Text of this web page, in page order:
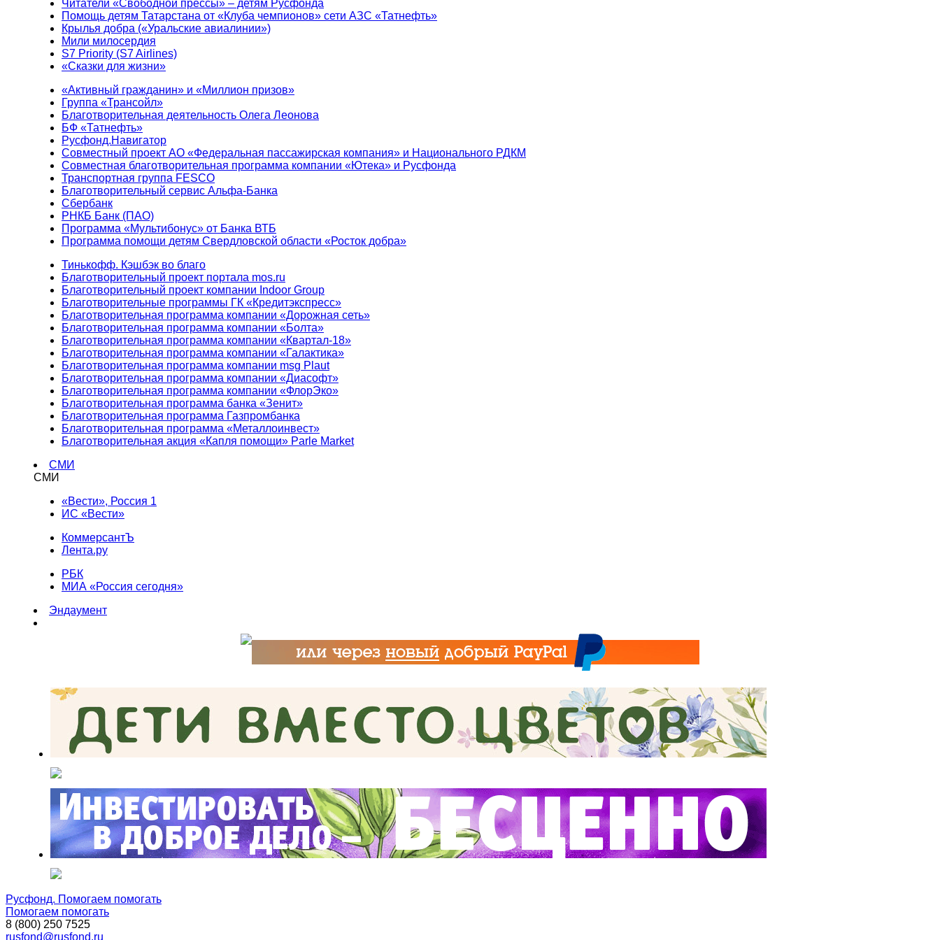
Читатели «Свободной прессы» – детям Русфонда
Помощь детям Татарстана от «Клуба чемпионов» сети АЗС «Татнефть»
Крылья добра («Уральские авиалинии»)
Мили милосердия
S7 Priority (S7 Airlines)
«Сказки для жизни»
«Активный гражданин» и «Миллион призов»
Группа «Трансойл»
Благотворительная деятельность Олега Леонова
БФ «Татнефть»
Русфонд.Навигатор
Совместный проект АО «Федеральная пассажирская компания» и Национального РДКМ
Совместная благотворительная программа компании «Ютека» и Русфонда
Транспортная группа FESCO
Благотворительный сервис Альфа-Банка
Сбербанк
РНКБ Банк (ПАО)
Программа «Мультибонус» от Банка ВТБ
Программа помощи детям Свердловской области «Росток добра»
Тинькофф. Кэшбэк во благо
Благотворительный проект портала mos.ru
Благотворительный проект компании Indoor Group
Благотворительные программы ГК «Кредитэкспресс»
Благотворительная программа компании «Дорожная сеть»
Благотворительная программа компании «Болта»
Благотворительная программа компании «Квартал-18»
Благотворительная программа компании «Галактика»
Благотворительная программа компании msg Plaut
Благотворительная программа компании «Диасофт»
Благотворительная программа компании «ФлорЭко»
Благотворительная программа банка «Зенит»
Благотворительная программа Газпромбанка
Благотворительная программа «Металлоинвест»
Благотворительная акция «Капля помощи» Parle Market
СМИ
СМИ
«Вести», Россия 1
ИС «Вести»
КоммерсантЪ
Лента.ру
РБК
МИА «Россия сегодня»
Эндаумент
Русфонд. Помогаем помогать
Помогаем помогать
8 (800) 250 7525
rusfond@rusfond.ru